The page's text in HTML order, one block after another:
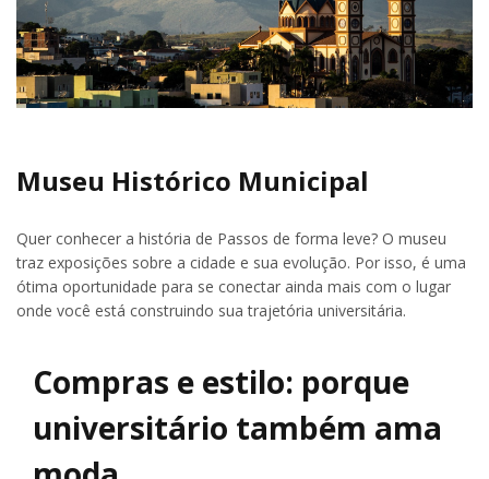
Museu Histórico Municipal
Quer conhecer a história de Passos de forma leve? O museu
traz exposições sobre a cidade e sua evolução. Por isso, é uma
ótima oportunidade para se conectar ainda mais com o lugar
onde você está construindo sua trajetória universitária.
Compras e estilo: porque
universitário também ama